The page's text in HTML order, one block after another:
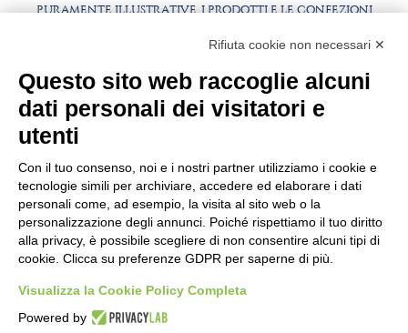
PURAMENTE ILLUSTRATIVE, I PRODOTTI E LE CONFEZIONI
BEST PARTNER AREA
COMPLIANCE
TERMINI E CONDIZIONI
SEDE E STABILIMENTO
VIA SOMMARIVA N.139/141
Rifiuta cookie non necessari ✕
Questo sito web raccoglie alcuni
dati personali dei visitatori e
utenti
Con il tuo consenso, noi e i nostri partner utilizziamo i cookie e
tecnologie simili per archiviare, accedere ed elaborare i dati
personali come, ad esempio, la visita al sito web o la
personalizzazione degli annunci. Poiché rispettiamo il tuo diritto
alla privacy, è possibile scegliere di non consentire alcuni tipi di
cookie. Clicca su preferenze GDPR per saperne di più.
Visualizza la Cookie Policy Completa
Powered by